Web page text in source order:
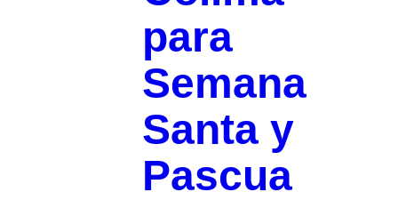
para
Semana
Santa y
Pascua